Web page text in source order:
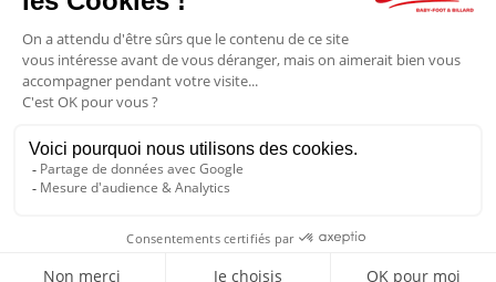
CGV
Mon compte
FAQ
NOUS SUIVRE